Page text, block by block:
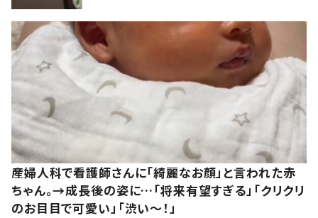
産婦人科で看護師さんに「綺麗なお顔」と言われた赤
ちゃん。→成長後の姿に…「将来有望すぎる」「クリクリ
のお目目で可愛い」「渋い～！」